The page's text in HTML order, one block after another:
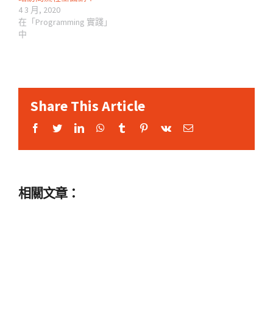
4 3 月, 2020
在「Programming 實踐」
中
Share This Article
Facebook
TwitterLinkedInWhatsApp
Tumblr Pinterest
Vk Email:
相關文章：